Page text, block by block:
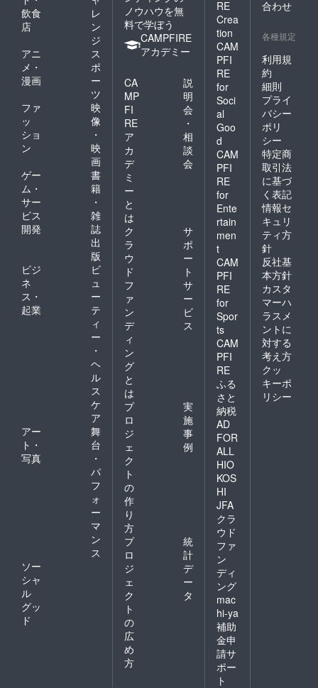
飲食
店
レ
ン
ジ
アニ
メ・
漫画
ス
ポ
ー
ツ
ファ
ッ
ショ
ン
映
像
・
映
画
ゲー
ム・
サー
ビス
開発
書
籍
・
雑
誌
出
版
ビジ
ネ
ス・
起業
ビ
ュ
ー
テ
ィ
ー
・
ヘ
ル
ス
ケ
ア
アー
ト・
写真
舞
台
・
パ
フ
ォ
ー
マ
ン
ス
ソー
シャ
ル
グッ
ド
ノウハウを無
料で学ぼう
CAMPFIRE
アカデミー
CA
MP
FI
RE
ア
カ
デ
ミ
ー
と
は
説
明
会
・
相
談
会
ク
ラ
ウ
ド
フ
ァ
ン
デ
ィ
ン
グ
と
は
サ
ポ
ー
ト
サ
ー
ビ
ス
プ
ロ
ジ
ェ
ク
ト
の
作
り
方
実
施
事
例
プ
ロ
ジ
ェ
ク
ト
の
広
め
方
統
計
デ
ー
タ
RE
Crea
tion
CAM
PFI
RE
for
Soci
al
Goo
d
CAM
PFI
RE
for
Ente
rtain
men
t
CAM
PFI
RE
for
Spor
ts
CAM
PFI
RE
ふる
さと
納税
AD
FOR
ALL
HIO
KOS
HI
JFA
クラ
ウド
ファ
ン
ディ
ング
mac
hi-ya
補助
金申
請サ
ポー
ト
合わせ
各種規定
利用規
約
細則
プライ
バシー
ポリ
シー
特定商
取引法
に基づ
く表記
情報セ
キュリ
ティ方
針
反社基
本方針
カスタ
マーハ
ラスメ
ントに
対する
考え方
クッ
キーポ
リシー